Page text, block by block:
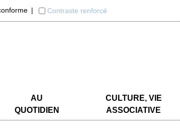
Contraste renforcé
AU
QUOTIDIEN
CULTURE, VIE
ASSOCIATIVE